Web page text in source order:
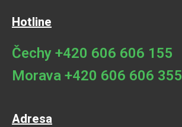
Hotline
Čechy +420 606 606 155
Morava +420 606 606 355
Adresa